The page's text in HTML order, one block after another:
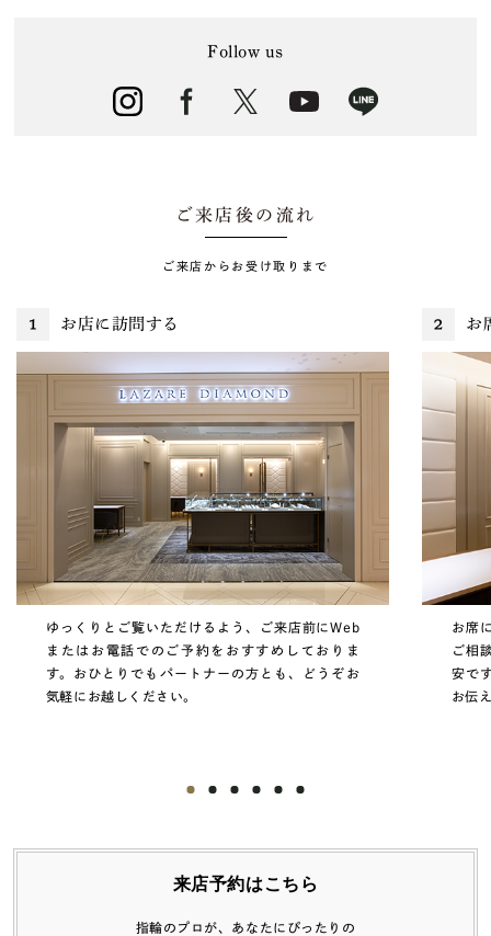
Follow us
ご来店後の流れ
ご来店からお受け取りまで
お店に訪問する
ゆっくりとご覧いただけるよう、ご来店前にWeb
またはお電話でのご予約をおすすめしておりま
す。おひとりでもパートナーの方とも、どうぞお
気軽にお越しください。
お
お席
ご相
安で
お伝
来店予約はこちら
指輪のプロが、あなたにぴったりの